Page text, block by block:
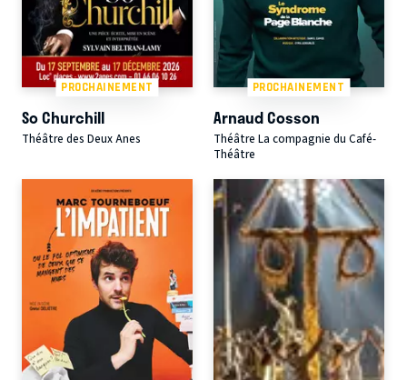
PROCHAINEMENT
So Churchill
Théâtre des Deux Anes
PROCHAINEMENT
Arnaud Cosson
Théâtre La compagnie du Café-
Théâtre